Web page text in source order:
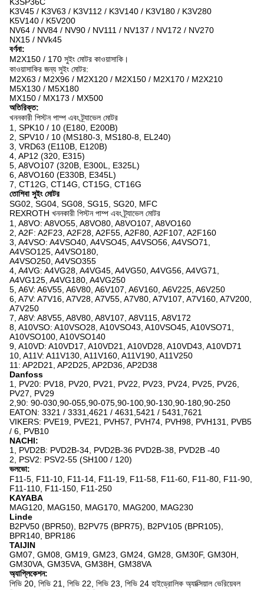
K3V45 / K3V63 / K3V112 / K3V140 / K3V180 / K3V280
K5V140 / K5V200
NV64 / NV84 / NV90 / NV111 / NV137 / NV172 / NV270
NX15 / NVk45
বর্ণনা:
M2X150 / 170 সুইং মোটর কাওয়াসাকি।
কাওয়াসাকির জন্য সুইং মোটর:
M2X63 / M2X96 / M2X120 / M2X150 / M2X170 / M2X210
M5X130 / M5X180
MX150 / MX173 / MX500
অতিরিক্ত:
খননকারী পিস্টন পাম্প এবং ট্র্যাভেল মোটর
1, SPK10 / 10 (E180, E200B)
2, SPV10 / 10 (MS180-3, MS180-8, EL240)
3, VRD63 (E110B, E120B)
4, AP12 (320, E315)
5, A8VO107 (320B, E300L, E325L)
6, A8VO160 (E330B, E345L)
7, CT12G, CT14G, CT15G, CT16G
তোশিবা সুইং মোটর
SG02, SG04, SG08, SG15, SG20, MFC
REXROTH খননকারী পিস্টন পাম্প এবং ট্র্যাভেল মোটর
1, A8VO: A8VO55, A8VO80, A8VO107, A8VO160
2, A2F: A2F23, A2F28, A2F55, A2F80, A2F107, A2F160
3, A4VSO: A4VSO40, A4VSO45, A4VSO56, A4VSO71,
A4VSO125, A4VSO180,
A4VSO250, A4VSO355
4, A4VG: A4VG28, A4VG45, A4VG50, A4VG56, A4VG71,
A4VG125, A4VG180, A4VG250
5, A6V: A6V55, A6V80, A6V107, A6V160, A6V225, A6V250
6, A7V: A7V16, A7V28, A7V55, A7V80, A7V107, A7V160, A7V200,
A7V250
7, A8V: A8V55, A8V80, A8V107, A8V115, A8V172
8, A10VSO: A10VSO28, A10VSO43, A10VSO45, A10VSO71,
A10VSO100, A10VSO140
9, A10VD: A10VD17, A10VD21, A10VD28, A10VD43, A10VD71
10, A11V: A11V130, A11V160, A11V190, A11V250
11: AP2D21, AP2D25, AP2D36, AP2D38
Danfoss
1, PV20: PV18, PV20, PV21, PV22, PV23, PV24, PV25, PV26,
PV27, PV29
2,90: 90-030,90-055,90-075,90-100,90-130,90-180,90-250
EATON: 3321 / 3331,4621 / 4631,5421 / 5431,7621
VIKERS: PVE19, PVE21, PVH57, PVH74, PVH98, PVH131, PVB5
/ 6, PVB10
NACHI:
1, PVD2B: PVD2B-34, PVD2B-36 PVD2B-38, PVD2B -40
2, PSV2: PSV2-55 (SH100 / 120)
ভলভো:
F11-5, F11-10, F11-14, F11-19, F11-58, F11-60, F11-80, F11-90,
F11-110, F11-150, F11-250
KAYABA
MAG120, MAG150, MAG170, MAG200, MAG230
Linde
B2PV50 (BPR50), B2PV75 (BPR75), B2PV105 (BPR105),
BPR140, BPR186
TAIJIN
GM07, GM08, GM19, GM23, GM24, GM28, GM30F, GM30H,
GM30VA, GM35VA, GM38H, GM38VA
অ্যাপ্লিকেশন:
পিভি 20, পিভি 21, পিভি 22, পিভি 23, পিভি 24 হাইড্রোলিক অ্যাক্সিয়াল ভেরিয়েবল